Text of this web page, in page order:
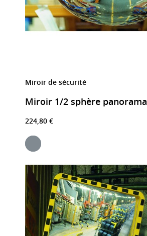
Miroir de sécurité
Miroir 1/2 sphère panorama
224,80 €